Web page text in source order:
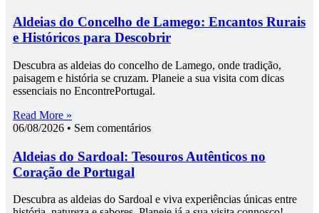
Aldeias do Concelho de Lamego: Encantos Rurais
e Históricos para Descobrir
Descubra as aldeias do concelho de Lamego, onde tradição,
paisagem e história se cruzam. Planeie a sua visita com dicas
essenciais no EncontrePortugal.
Read More »
06/08/2026
Sem comentários
Aldeias do Sardoal: Tesouros Autênticos no
Coração de Portugal
Descubra as aldeias do Sardoal e viva experiências únicas entre